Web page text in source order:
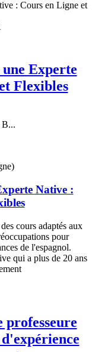
Experte
Flexibles
Native :
cours adaptés aux
pour
de l'espagnol.
professeure